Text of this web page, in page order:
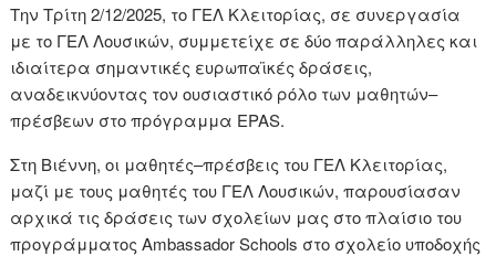
Την Τρίτη 2/12/2025, το ΓΕΛ Κλειτορίας, σε συνεργασία
με το ΓΕΛ Λουσικών, συμμετείχε σε δύο παράλληλες και
ιδιαίτερα σημαντικές ευρωπαϊκές δράσεις,
αναδεικνύοντας τον ουσιαστικό ρόλο των μαθητών–
πρέσβεων στο πρόγραμμα EPAS.
Στη Βιέννη, οι μαθητές–πρέσβεις του ΓΕΛ Κλειτορίας,
μαζί με τους μαθητές του ΓΕΛ Λουσικών, παρουσίασαν
αρχικά τις δράσεις των σχολείων μας στο πλαίσιο του
προγράμματος Ambassador Schools στο σχολείο υποδοχής